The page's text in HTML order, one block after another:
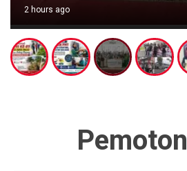
2 hours ago